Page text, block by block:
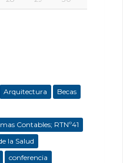
Arquitectura
Becas
Contables; RTNº41
la Salud
conferencia